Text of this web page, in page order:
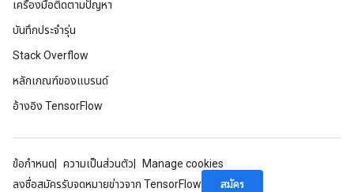
เครื่องมือติดตามปัญหา
บันทึกประจำรุ่น
Stack Overflow
หลักเกณฑ์ของแบรนด์
อ้างอิง TensorFlow
ข้อกำหนด ความเป็นส่วนตัว
Manage cookies
ลงชื่อสมัครรับจดหมายข่าวจาก TensorFlow
สมัคร